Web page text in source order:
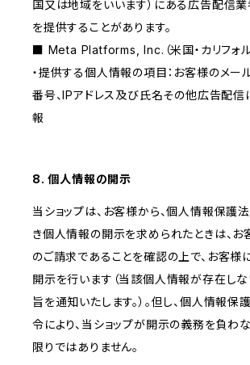
国又は地域をいいます）にある広告配信
を提供することがあります。
■ Meta Platforms, Inc.（米国・カリフォル
・提供する個人情報の項目：お客様のメー
番号、IPアドレス及び氏名その他広告配信
報
8. 個人情報の開示
当ショップは、お客様から、個人情報保護
き個人情報の開示を求められたときは、お
のご請求であることを確認の上で、お客様
開示を行います（当該個人情報が存在し
旨を通知いたします。）。但し、個人情報保
令により、当ショップが開示の義務を負わ
限りではありません。